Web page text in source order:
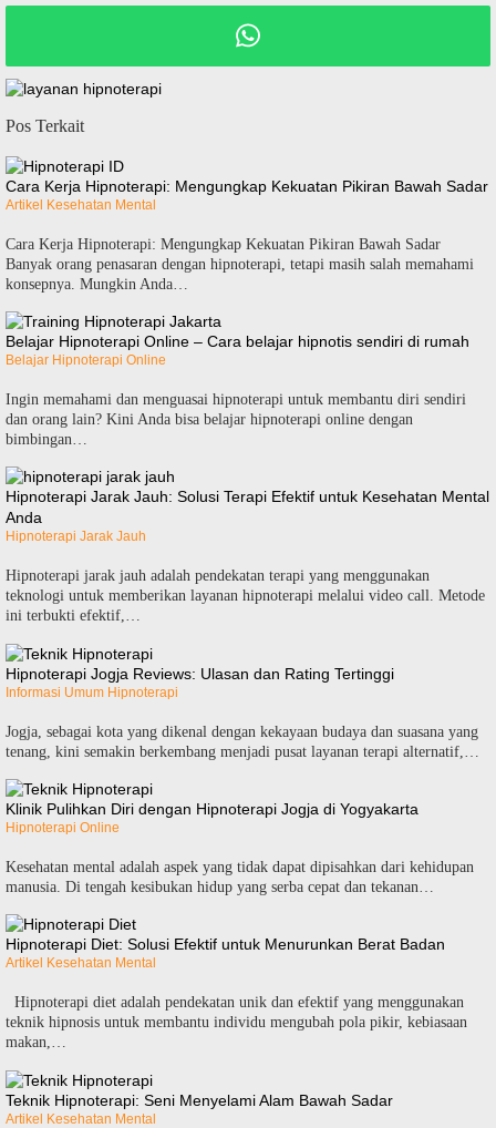
Pos Terkait
Cara Kerja Hipnoterapi: Mengungkap Kekuatan Pikiran Bawah Sadar
Artikel Kesehatan Mental
Cara Kerja Hipnoterapi: Mengungkap Kekuatan Pikiran Bawah Sadar
Banyak orang penasaran dengan hipnoterapi, tetapi masih salah memahami
konsepnya. Mungkin Anda…
Belajar Hipnoterapi Online – Cara belajar hipnotis sendiri di rumah
Belajar Hipnoterapi Online
Ingin memahami dan menguasai hipnoterapi untuk membantu diri sendiri
dan orang lain? Kini Anda bisa belajar hipnoterapi online dengan
bimbingan…
Hipnoterapi Jarak Jauh: Solusi Terapi Efektif untuk Kesehatan Mental
Anda
Hipnoterapi Jarak Jauh
Hipnoterapi jarak jauh adalah pendekatan terapi yang menggunakan
teknologi untuk memberikan layanan hipnoterapi melalui video call. Metode
ini terbukti efektif,…
Hipnoterapi Jogja Reviews: Ulasan dan Rating Tertinggi
Informasi Umum Hipnoterapi
Jogja, sebagai kota yang dikenal dengan kekayaan budaya dan suasana yang
tenang, kini semakin berkembang menjadi pusat layanan terapi alternatif,…
Klinik Pulihkan Diri dengan Hipnoterapi Jogja di Yogyakarta
Hipnoterapi Online
Kesehatan mental adalah aspek yang tidak dapat dipisahkan dari kehidupan
manusia. Di tengah kesibukan hidup yang serba cepat dan tekanan…
Hipnoterapi Diet: Solusi Efektif untuk Menurunkan Berat Badan
Artikel Kesehatan Mental
Hipnoterapi diet adalah pendekatan unik dan efektif yang menggunakan
teknik hipnosis untuk membantu individu mengubah pola pikir, kebiasaan
makan,…
Teknik Hipnoterapi: Seni Menyelami Alam Bawah Sadar
Artikel Kesehatan Mental